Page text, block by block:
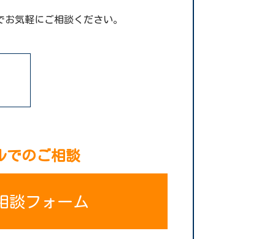
気軽にご相談ください。
でのご相談
談フォーム